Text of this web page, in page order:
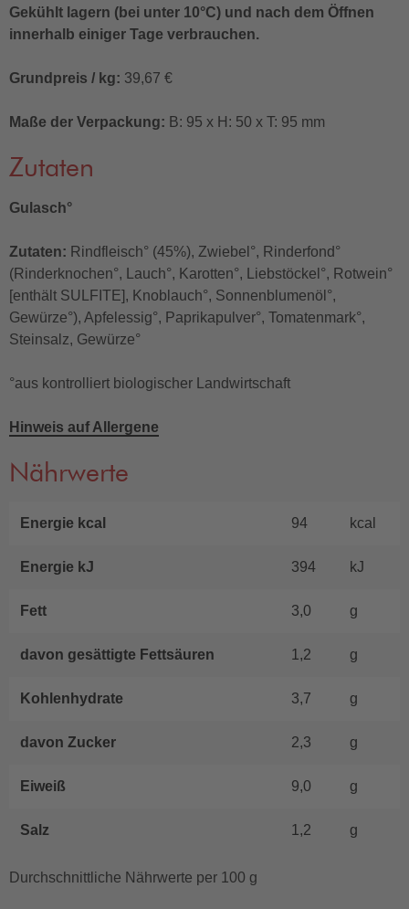
Gekühlt lagern (bei unter 10°C) und nach dem Öffnen
innerhalb einiger Tage verbrauchen.
Grundpreis / kg: 39,67 €
Maße der Verpackung: B: 95 x H: 50 x T: 95 mm
Zutaten
Gulasch°
Zutaten: Rindfleisch° (45%), Zwiebel°, Rinderfond°
(Rinderknochen°, Lauch°, Karotten°, Liebstöckel°, Rotwein°
[enthält SULFITE], Knoblauch°, Sonnenblumenöl°,
Gewürze°), Apfelessig°, Paprikapulver°, Tomatenmark°,
Steinsalz, Gewürze°
°aus kontrolliert biologischer Landwirtschaft
Hinweis auf Allergene
Nährwerte
Energie kcal 94 kcal
Energie kJ 394 kJ
Fett 3,0 g
davon gesättigte Fettsäuren 1,2 g
Kohlenhydrate 3,7 g
davon Zucker 2,3 g
Eiweiß 9,0 g
Salz 1,2 g
Durchschnittliche Nährwerte per 100 g